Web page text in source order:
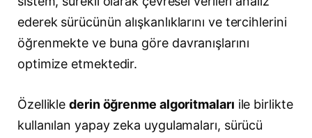
ederek sürücünün alışkanlıklarını ve tercihlerini
öğrenmekte ve buna göre davranışlarını
optimize etmektedir.
Özelliklederin öğrenme algoritmaları ile birlikte
kullanılan yapay zeka uygulamaları, sürücü